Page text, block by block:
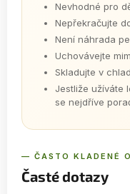
Nevhodné pro
Nepřekračujte
Není náhrada
Uchovávejte
Skladujte v
Jestliže užíváte
se nejdříve
— ČASTO KLADENÉ
Časté dotazy